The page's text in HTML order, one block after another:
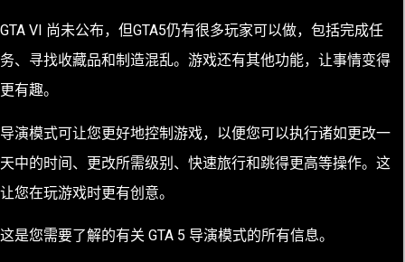
GTA VI 尚未公布，但GTA5仍有很多玩家可以做，包括完成任
务、寻找收藏品和制造混乱。游戏还有其他功能，让事情变得
更有趣。
导演模式可让您更好地控制游戏，以便您可以执行诸如更改一
天中的时间、更改所需级别、快速旅行和跳得更高等操作。这
让您在玩游戏时更有创意。
这是您需要了解的有关 GTA 5 导演模式的所有信息。